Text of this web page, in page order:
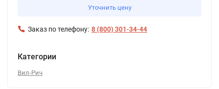
Уточнить цену
Заказ по телефону: 8 (800) 301-34-44
Категории
Вил-Рич